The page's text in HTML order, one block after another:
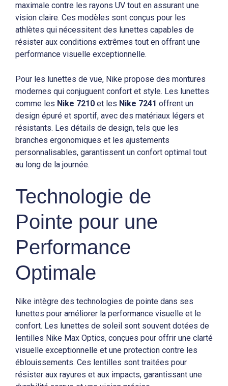
maximale contre les rayons UV tout en assurant une
vision claire. Ces modèles sont conçus pour les
athlètes qui nécessitent des lunettes capables de
résister aux conditions extrêmes tout en offrant une
performance visuelle exceptionnelle.
Pour les lunettes de vue, Nike propose des montures
modernes qui conjuguent confort et style. Les lunettes
comme les Nike 7210 et les Nike 7241 offrent un
design épuré et sportif, avec des matériaux légers et
résistants. Les détails de design, tels que les
branches ergonomiques et les ajustements
personnalisables, garantissent un confort optimal tout
au long de la journée.
Technologie de
Pointe pour une
Performance
Optimale
Nike intègre des technologies de pointe dans ses
lunettes pour améliorer la performance visuelle et le
confort. Les lunettes de soleil sont souvent dotées de
lentilles Nike Max Optics, conçues pour offrir une clarté
visuelle exceptionnelle et une protection contre les
éblouissements. Ces lentilles sont traitées pour
résister aux rayures et aux impacts, garantissant une